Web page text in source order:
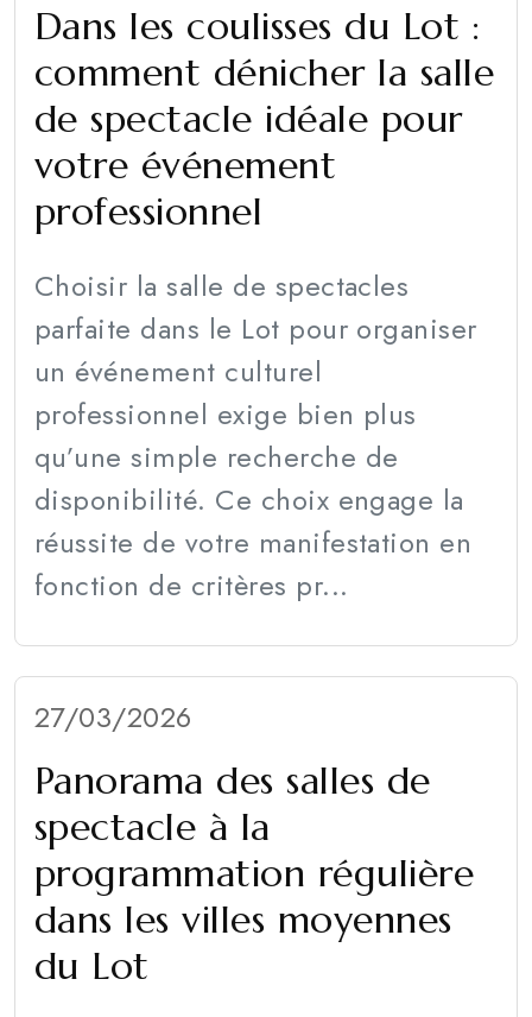
Dans les coulisses du Lot :
comment dénicher la salle
de spectacle idéale pour
votre événement
professionnel
Choisir la salle de spectacles
parfaite dans le Lot pour organiser
un événement culturel
professionnel exige bien plus
qu’une simple recherche de
disponibilité. Ce choix engage la
réussite de votre manifestation en
fonction de critères pr...
27/03/2026
Panorama des salles de
spectacle à la
programmation régulière
dans les villes moyennes
du Lot